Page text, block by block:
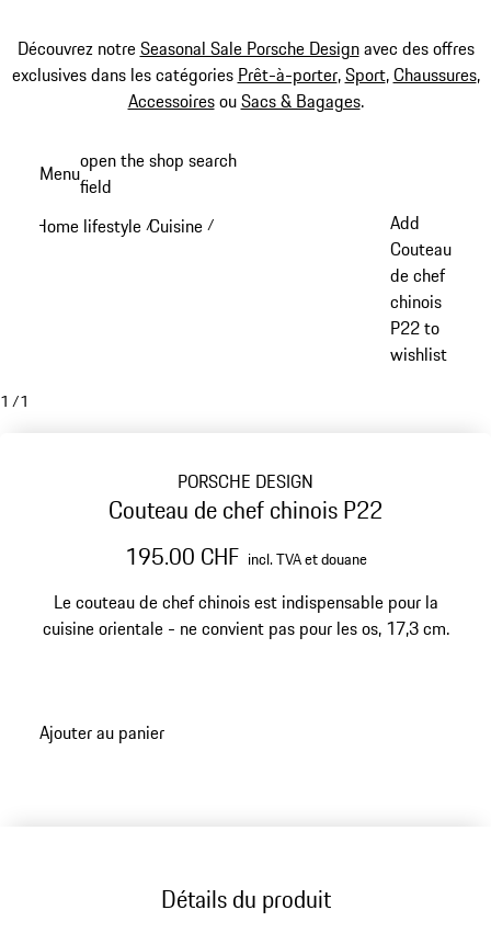
Découvrez notreSeasonal Sale Porsche Designavec des offres
exclusives dans les catégories Prêt-à-porter,Sport,Chaussures,
AccessoiresouSacs & Bagages.
principal
Menuopen the shop search
field
Home lifestyle /Cuisine /
Add
Couteau
de chef
chinois
P22 to
wishlist
1 /1
PORSCHE DESIGN
Couteau de chef chinois P22
195.00 CHF incl. TVA et douane
Le couteau de chef chinois est indispensable pour la
cuisine orientale - ne convient pas pour les os, 17,3 cm.
Ajouter au panier
Détails du produit